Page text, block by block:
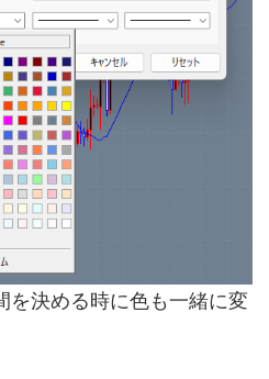
を決める時に色も一緒に変